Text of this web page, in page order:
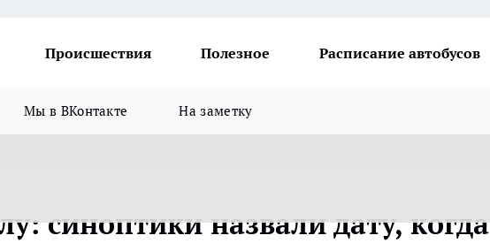
Происшествия Полезное Расписание автобусов
Мы в ВКонтакте На заметку
синоптики назвали дату, когда